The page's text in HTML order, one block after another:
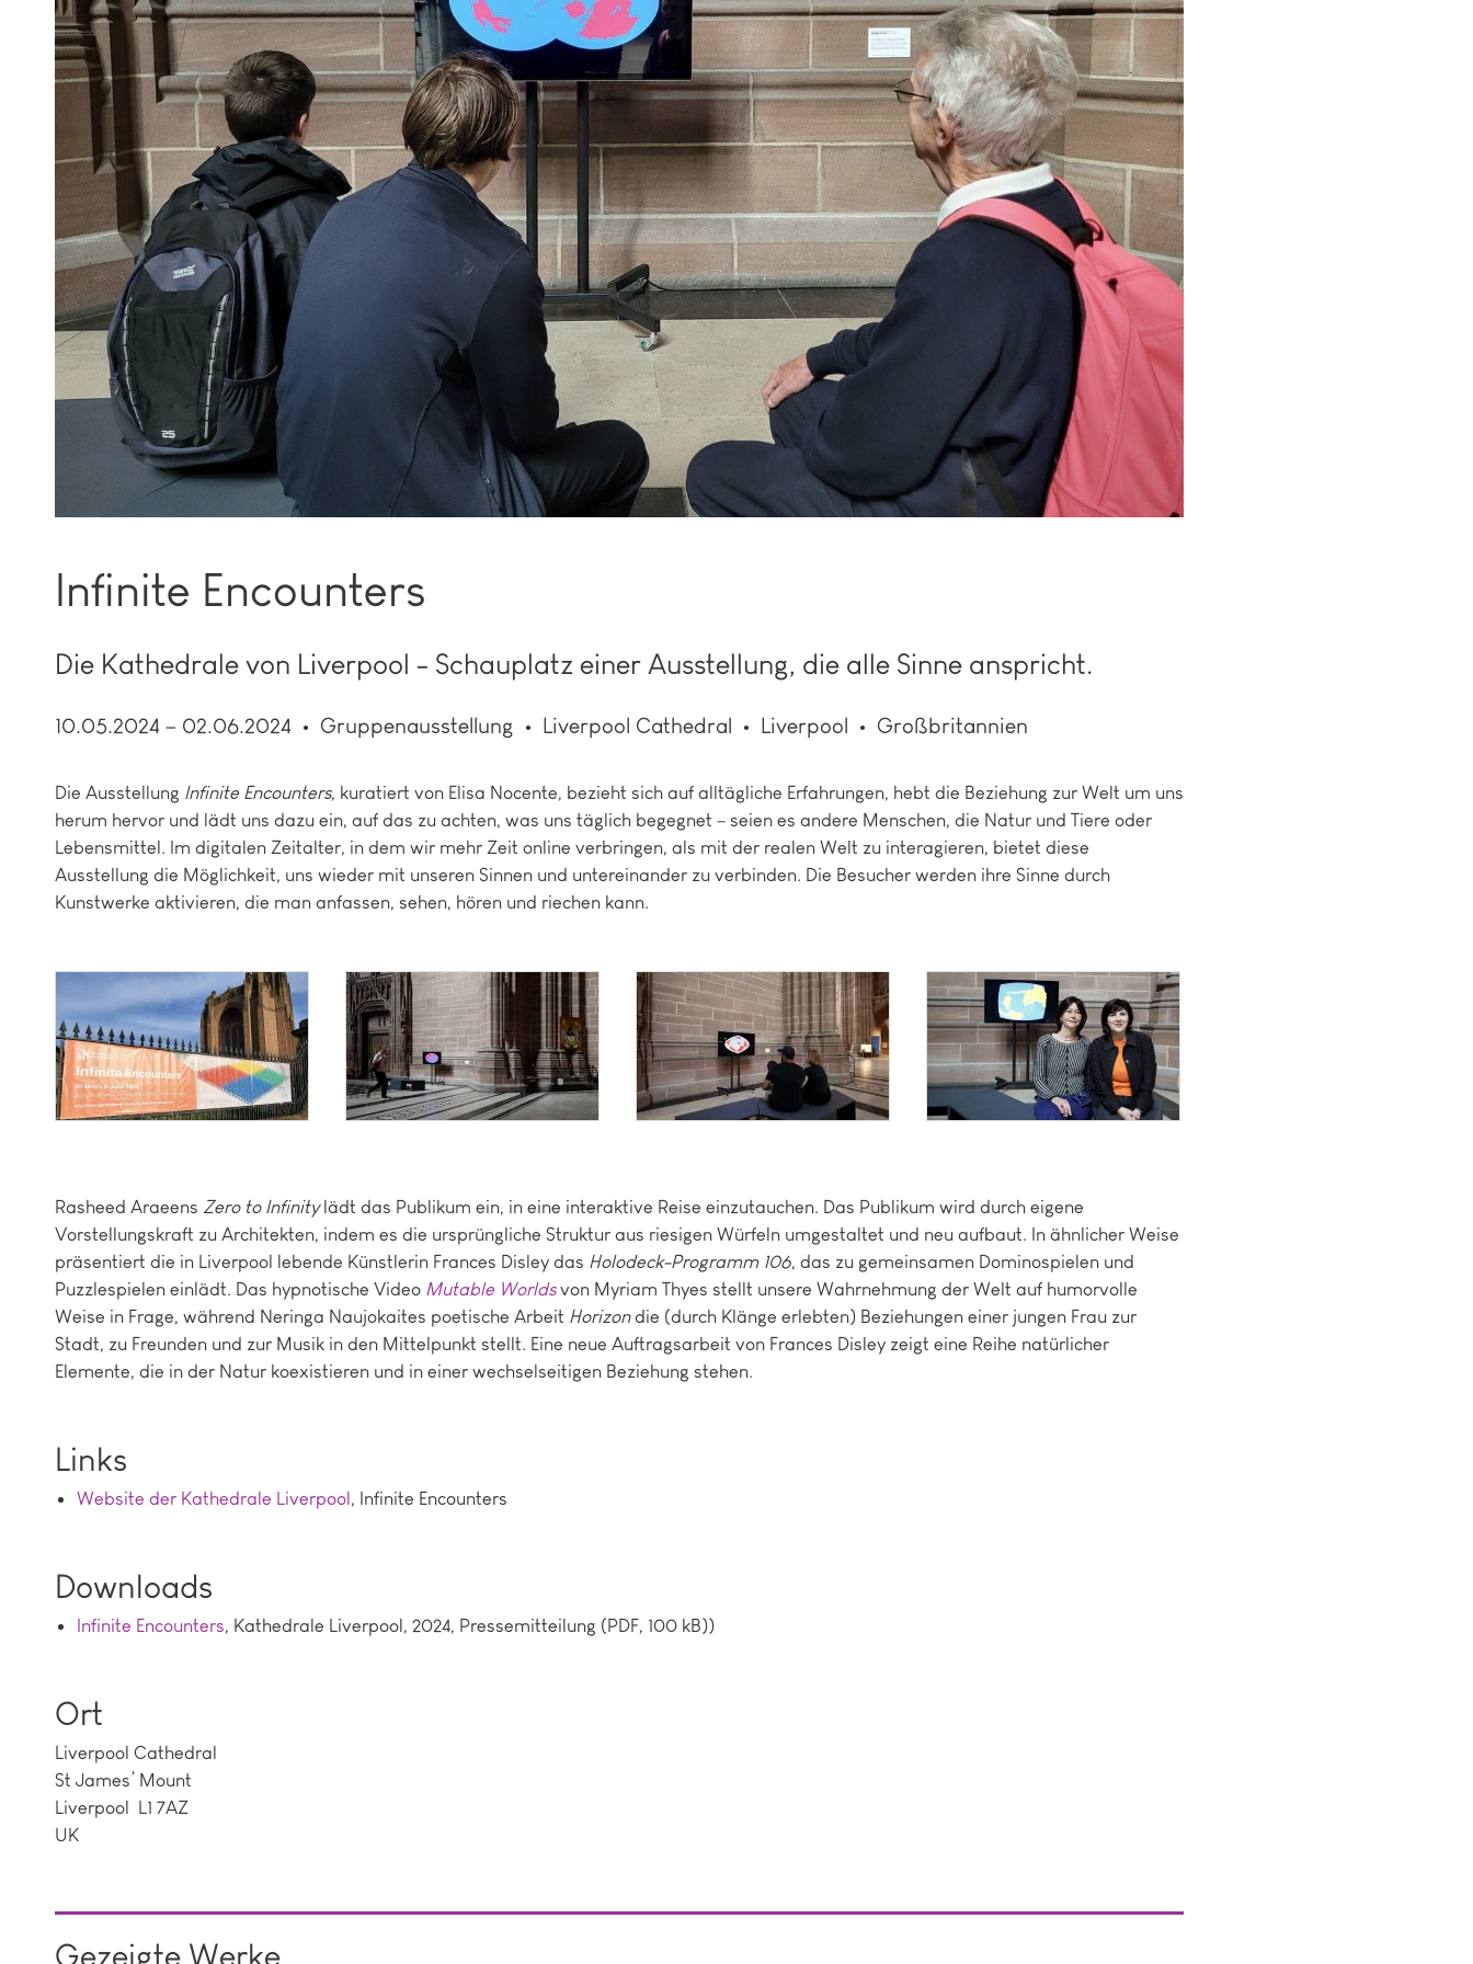
Infinite Encounters
Die Kathedrale von Liverpool - Schauplatz einer Ausstellung, die alle Sinne anspricht.
10.05.2024 – 02.06.2024 Gruppenausstellung Liverpool Cathedral Liverpool Großbritannien
Die Ausstellung Infinite Encounters, kuratiert von Elisa Nocente, bezieht sich auf alltägliche Erfahrungen, hebt die Beziehung zur Welt um uns
herum hervor und lädt uns dazu ein, auf das zu achten, was uns täglich begegnet – seien es andere Menschen, die Natur und Tiere oder
Lebensmittel. Im digitalen Zeitalter, in dem wir mehr Zeit online verbringen, als mit der realen Welt zu interagieren, bietet diese
Ausstellung die Möglichkeit, uns wieder mit unseren Sinnen und untereinander zu verbinden. Die Besucher werden ihre Sinne durch
Kunstwerke aktivieren, die man anfassen, sehen, hören und riechen kann.
Rasheed Araeens Zero to Infinitylädt das Publikum ein, in eine interaktive Reise einzutauchen. Das Publikum wird durch eigene
Vorstellungskraft zu Architekten, indem es die ursprüngliche Struktur aus riesigen Würfeln umgestaltet und neu aufbaut. In ähnlicher Weise
präsentiert die in Liverpool lebende Künstlerin Frances Disley das Holodeck-Programm 106, das zu gemeinsamen Dominospielen und
Puzzlespielen einlädt. Das hypnotische Video Mutable Worlds von Myriam Thyes stellt unsere Wahrnehmung der Welt auf humorvolle
Weise in Frage, während Neringa Naujokaites poetische Arbeit Horizondie (durch Klänge erlebten) Beziehungen einer jungen Frau zur
Stadt, zu Freunden und zur Musik in den Mittelpunkt stellt. Eine neue Auftragsarbeit von Frances Disley zeigt eine Reihe natürlicher
Elemente, die in der Natur koexistieren und in einer wechselseitigen Beziehung stehen.
Links
Website der Kathedrale Liverpool, Infinite Encounters
Downloads
Infinite Encounters, Kathedrale Liverpool, 2024, Pressemitteilung (PDF, 100 kB))
Ort
Liverpool Cathedral
St James’ Mount
Liverpool L1 7AZ
UK